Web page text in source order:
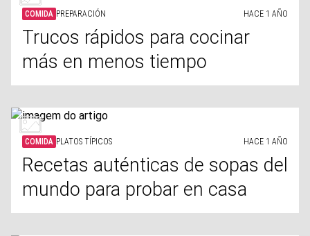
COMIDA PREPARACIÓN HACE 1 AÑO
Trucos rápidos para cocinar
más en menos tiempo
COMIDA PLATOS TÍPICOS HACE 1 AÑO
Recetas auténticas de sopas del
mundo para probar en casa